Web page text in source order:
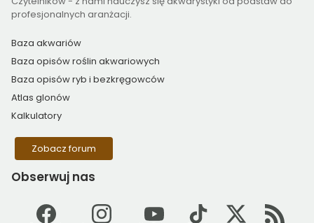
profesjonalnych aranżacji.
Baza akwariów
Baza opisów roślin akwariowych
Baza opisów ryb i bezkręgowców
Atlas glonów
Kalkulatory
Zobacz forum
Obserwuj nas